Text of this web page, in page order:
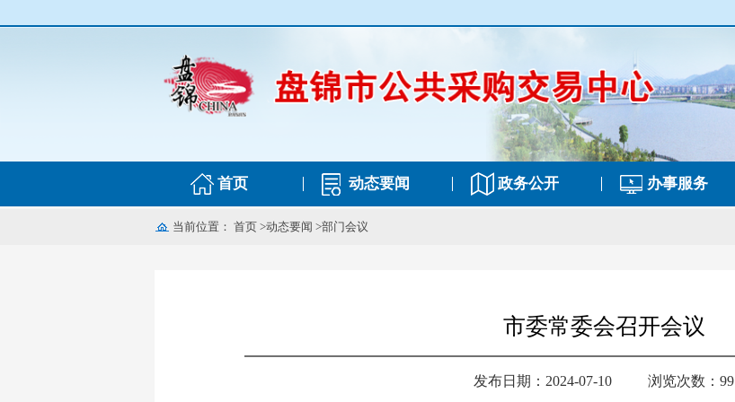
首页 动态要闻 政务公开 办事服务
当前位置： 首页 >动态要闻 >部门会议
市委常委会召开会议
发布日期：2024-07-10 浏览次数：99